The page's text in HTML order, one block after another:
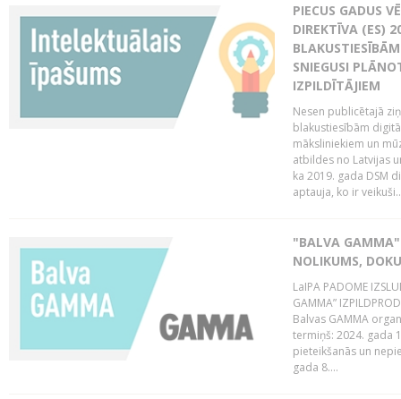
PIECUS GADUS
DIREKTĪVA (ES)
SNIEGUSI
IZPILDĪTĀJIEM
Nesen publicētajā
blakustiesībām
māksliniekiem un
atbildes no Latvijas
ka 2019. gada DSM
aptauja, ko ir
"BALVA GAMMA"
NOLIKUMS,
LaIPA PADOME
GAMMA”
Balvas GAMMA
termiņš: 2024. gada
pieteikšanās un
gada 8....